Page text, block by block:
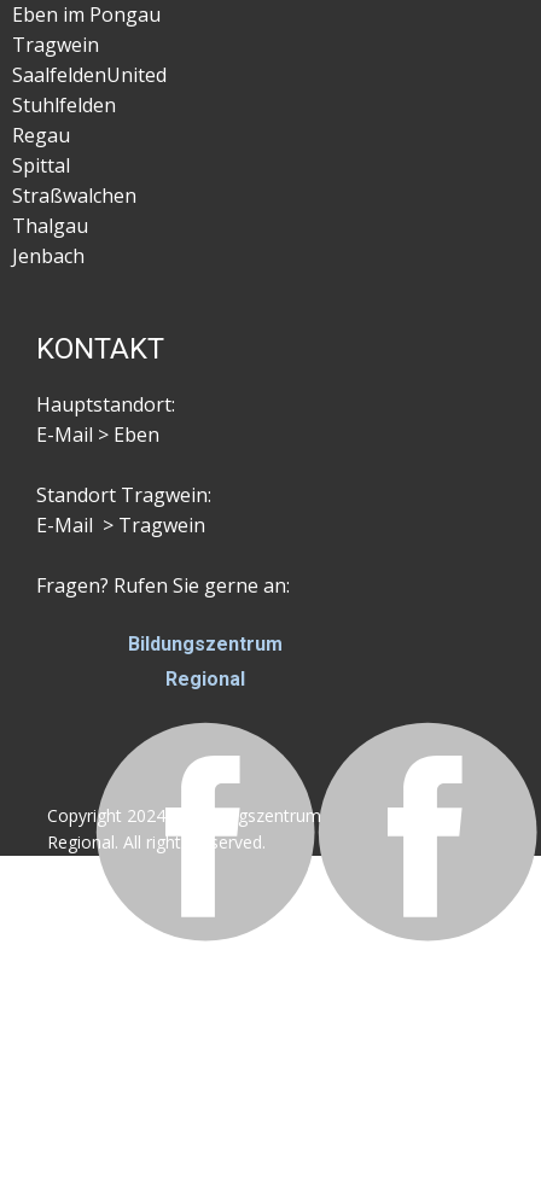
Eben im Pongau
Tragwein
SaalfeldenUnited
Stuhlfelden
Regau
Spittal
Straßwalchen
Thalgau
Jenbach
KONTAKT
Hauptstandort:
E-Mail > Eben
Standort Tragwein:
E-Mail > Tragwein
Fragen? Rufen Sie gerne an:
Bildungszentrum
Regional
Copyright 2024 © Bildungszentrum
Regional. All rights reserved.